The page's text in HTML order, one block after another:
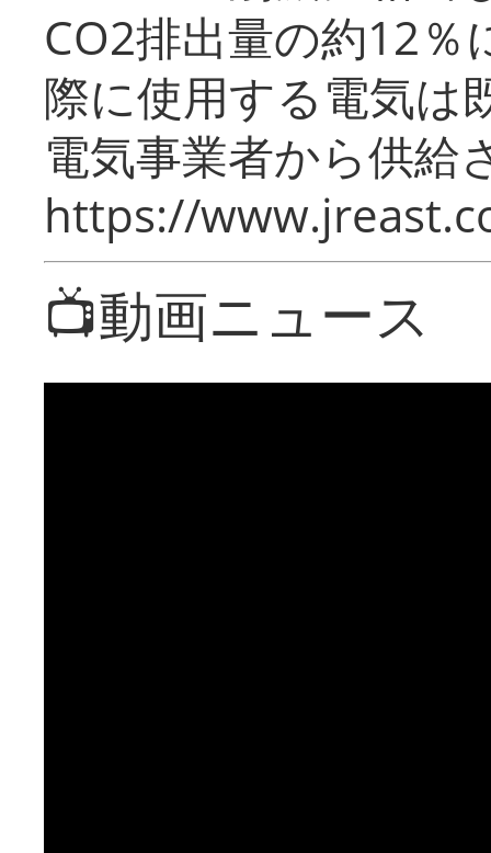
CO2排出量の約12％
際に使用する電気は
電気事業者から供給
https://
📺動画ニュース